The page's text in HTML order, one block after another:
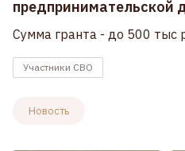
предпринимательской
Сумма гранта - до 500 тыс
Участники СВО
Новость